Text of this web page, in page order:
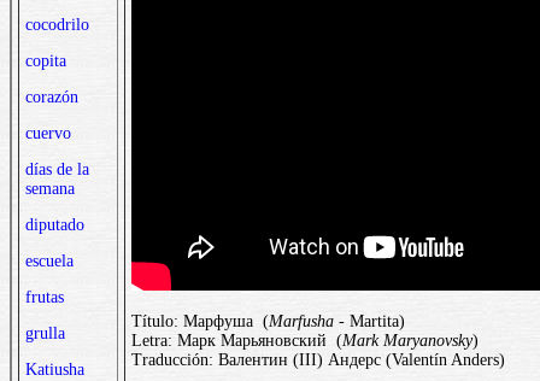
cocodrilo
copita
corazón
cuervo
días de la
semana
diputado
escuela
frutas
grulla
Katiusha
Título: Марфуша (Marfusha - Martita)
Letra: Марк Марьяновский (Mark Maryanovsky)
Traducción: Валентин (III) Андерс (Valentín Anders)